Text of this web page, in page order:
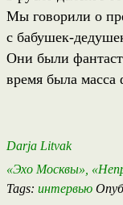
Мы говорили о
с бабушек-
Они были
время была масса
Darja Litvak
«Эхо Москвы»,
Tags: интервью